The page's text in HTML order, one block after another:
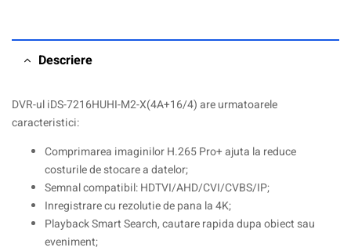
Descriere
DVR-ul iDS-7216HUHI-M2-X(4A+16/4) are urmatoarele
caracteristici:
Comprimarea imaginilor H.265 Pro+ ajuta la reduce
costurile de stocare a datelor;
Semnal compatibil: HDTVI/AHD/CVI/CVBS/IP;
Inregistrare cu rezolutie de pana la 4K;
Playback Smart Search, cautare rapida dupa obiect sau
eveniment;